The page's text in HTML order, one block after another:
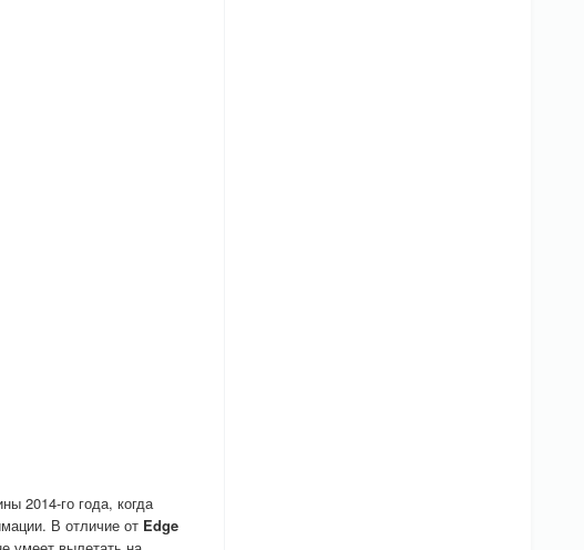
2014-го года, когда
В отличие от Edge